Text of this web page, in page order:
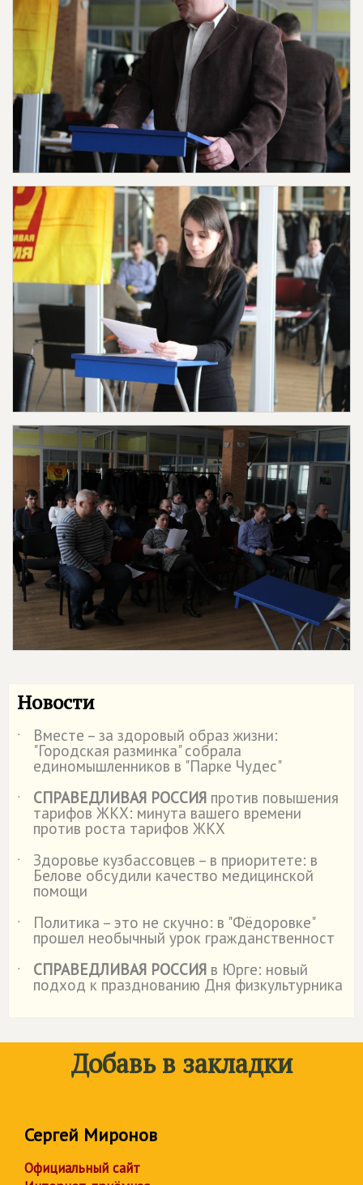
Новости
˙ Вместе – за здоровый образ жизни:
"Городская разминка" собрала
единомышленников в "Парке Чудес"
˙
СПРАВЕДЛИВАЯ РОССИЯ против повышения
тарифов ЖКХ: минута вашего времени
против роста тарифов ЖКХ
˙
Здоровье кузбассовцев – в приоритете: в
Белове обсудили качество медицинской
помощи
˙
Политика – это не скучно: в "Фёдоровке"
прошел необычный урок гражданственност
˙
СПРАВЕДЛИВАЯ РОССИЯ в Юрге: новый
подход к празднованию Дня физкультурника
Добавь в закладки
Сергей Миронов
Официальный сайт